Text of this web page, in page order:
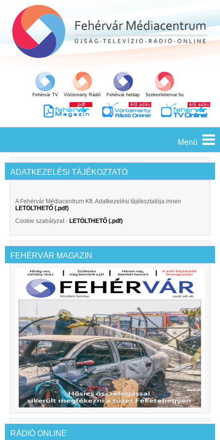
Fehérvár TV Vörösmarty Rádió Fehérvár hetilap Szekesfehervar.hu
Menü
ADATKEZELÉSI TÁJÉKOZTATÓ
A Fehérvár Médiacentrum Kft. Adatkezelési tájékoztatója innen
LETÖLTHETŐ (.pdf)
Cookie szabályzat - LETÖLTHETŐ (.pdf)
FEHÉRVÁR MAGAZIN
RÁDIÓ ONLINE